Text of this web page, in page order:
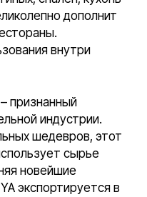
дополнит
внутри
– признанный
индустрии.
шедевров, этот
сырье
новейшие
экспортируется в